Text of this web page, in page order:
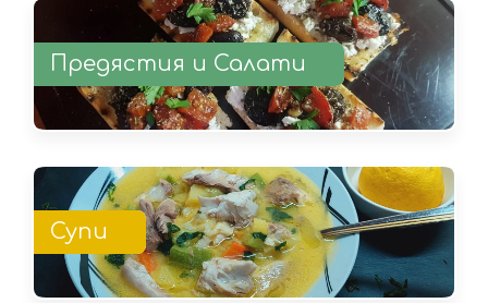
Предястия и Салати
Супи